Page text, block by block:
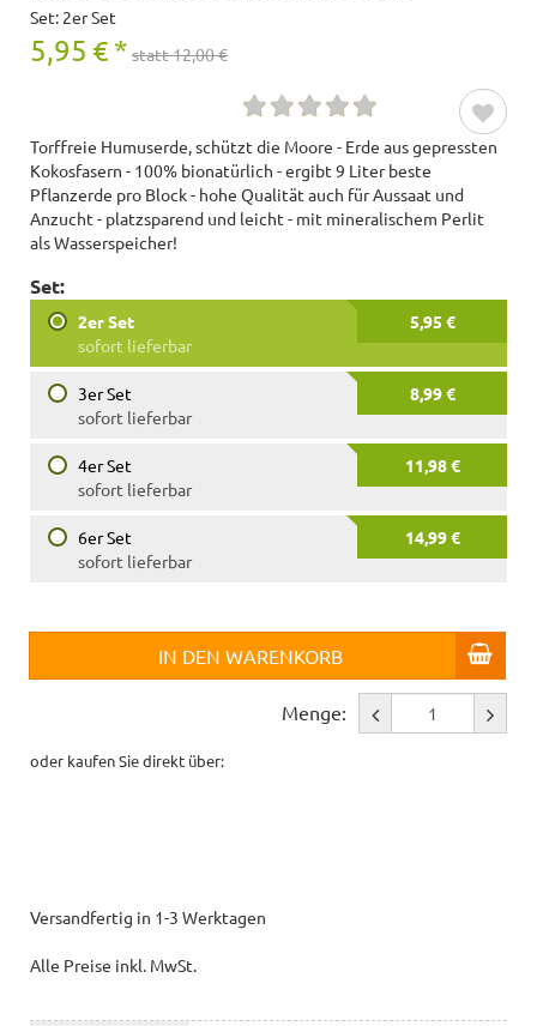
Set: 2er Set
5,95 € * statt 12,00 €
Torffreie Humuserde, schützt die Moore - Erde aus gepressten
Kokosfasern - 100% bionatürlich - ergibt 9 Liter beste
Pflanzerde pro Block - hohe Qualität auch für Aussaat und
Anzucht - platzsparend und leicht - mit mineralischem Perlit
als Wasserspeicher!
Set:
2er Set
5,95 €
sofort lieferbar
3er Set
8,99 €
sofort lieferbar
4er Set
11,98 €
sofort lieferbar
6er Set
14,99 €
sofort lieferbar
IN DEN WARENKORB
Menge:
oder kaufen Sie direkt über:
Versandfertig in 1-3 Werktagen
Alle Preise inkl. MwSt.